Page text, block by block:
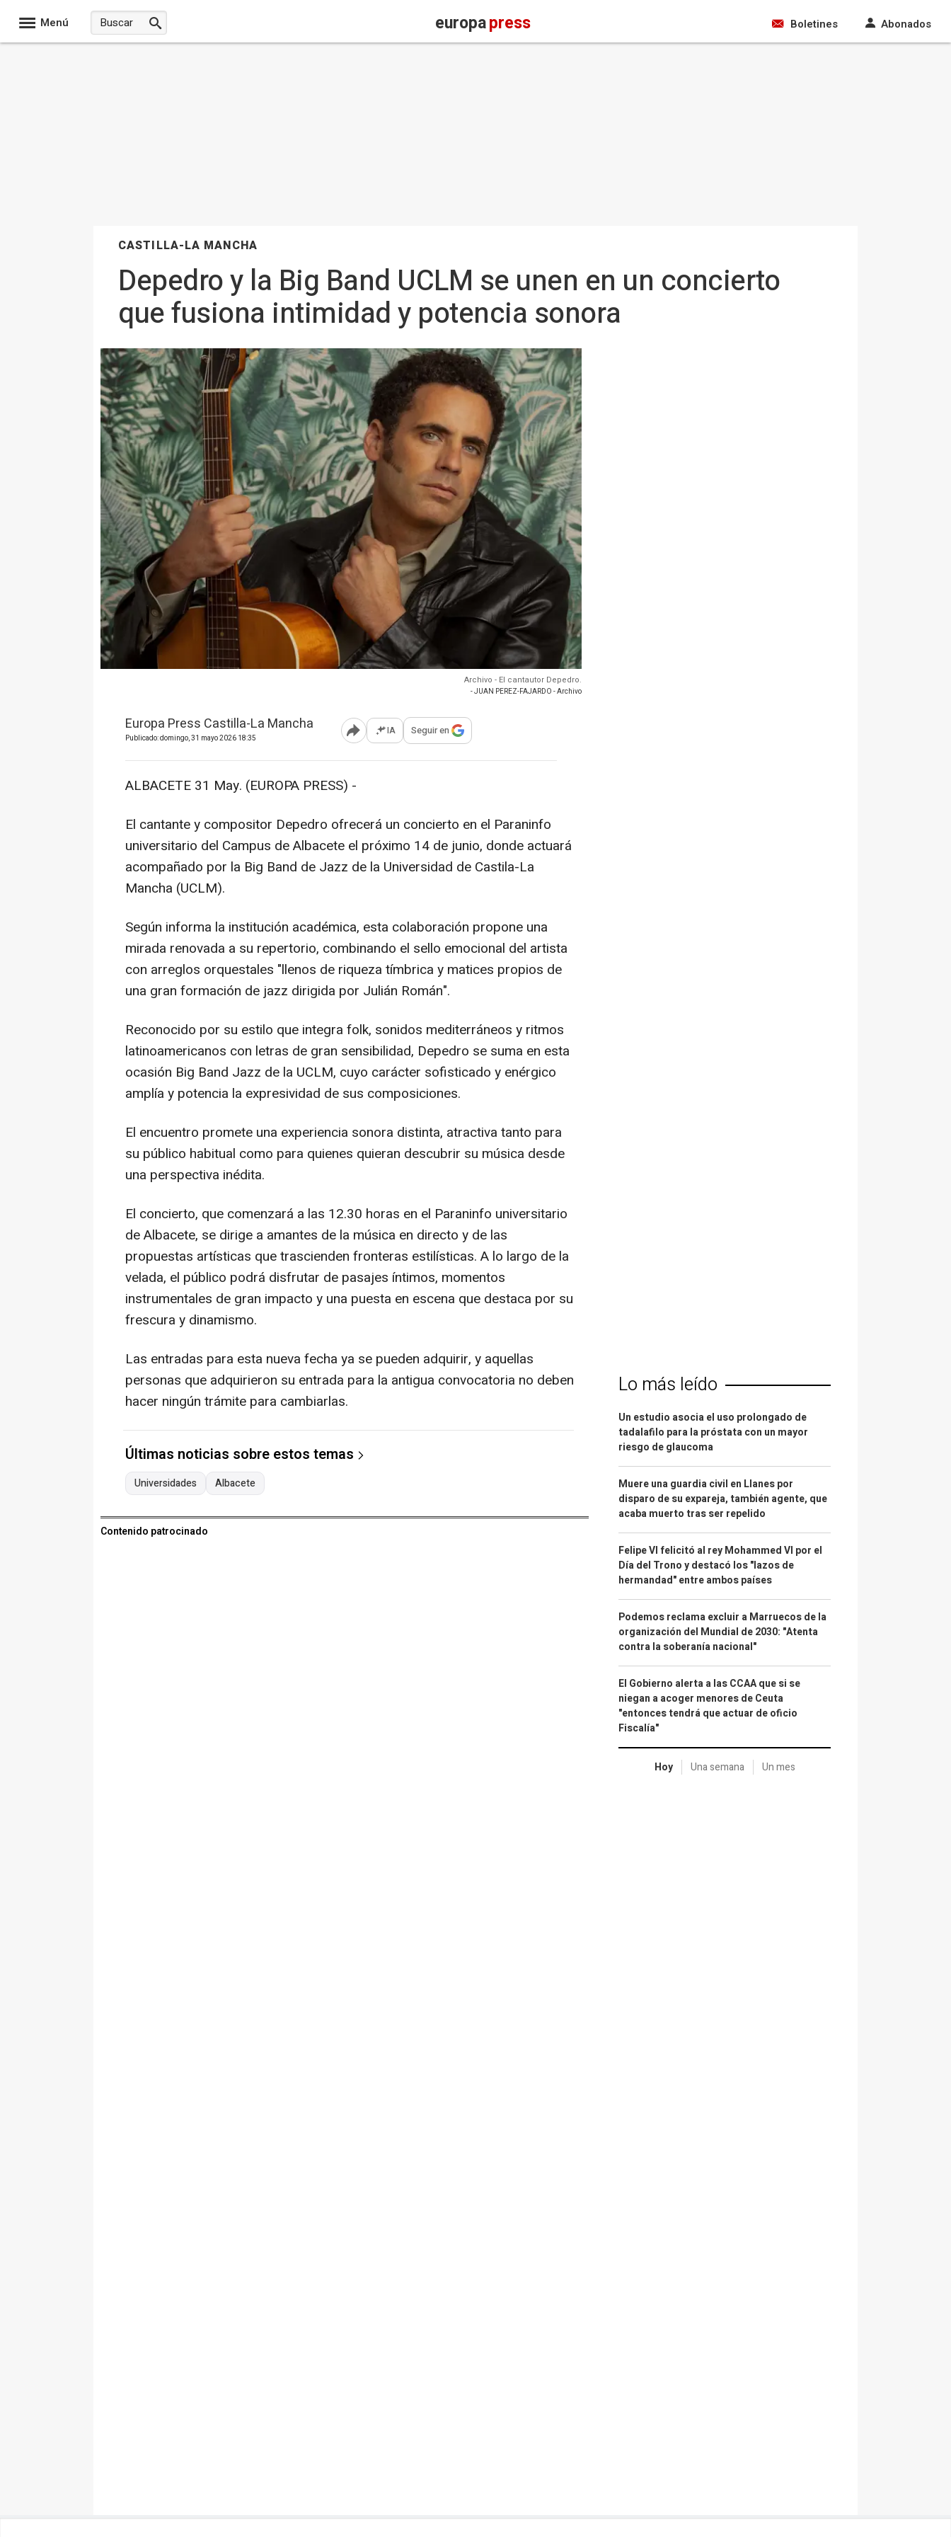
Menú europapress Boletines Abonados
CASTILLA-LA MANCHA
Depedro y la Big Band UCLM se unen en un concierto
que fusiona intimidad y potencia sonora
Archivo - El cantautor Depedro.
- JUAN PEREZ-FAJARDO - Archivo
Europa Press Castilla-La Mancha
Publicado: domingo, 31 mayo 2026 18:35 Abrir opciones para compartir
IA Seguir en
ALBACETE 31 May. (EUROPA PRESS) -
El cantante y compositor Depedro ofrecerá un concierto en el Paraninfo
universitario del Campus de Albacete el próximo 14 de junio, donde actuará
acompañado por la Big Band de Jazz de la Universidad de Castila-La
Mancha (UCLM).
Según informa la institución académica, esta colaboración propone una
mirada renovada a su repertorio, combinando el sello emocional del artista
con arreglos orquestales "llenos de riqueza tímbrica y matices propios de
una gran formación de jazz dirigida por Julián Román".
Reconocido por su estilo que integra folk, sonidos mediterráneos y ritmos
latinoamericanos con letras de gran sensibilidad, Depedro se suma en esta
ocasión Big Band Jazz de la UCLM, cuyo carácter sofisticado y enérgico
amplía y potencia la expresividad de sus composiciones.
El encuentro promete una experiencia sonora distinta, atractiva tanto para
su público habitual como para quienes quieran descubrir su música desde
una perspectiva inédita.
El concierto, que comenzará a las 12.30 horas en el Paraninfo universitario
de Albacete, se dirige a amantes de la música en directo y de las
propuestas artísticas que trascienden fronteras estilísticas. A lo largo de la
velada, el público podrá disfrutar de pasajes íntimos, momentos
instrumentales de gran impacto y una puesta en escena que destaca por su
frescura y dinamismo.
Las entradas para esta nueva fecha ya se pueden adquirir, y aquellas
personas que adquirieron su entrada para la antigua convocatoria no deben
hacer ningún trámite para cambiarlas.
Últimas noticias sobre estos temas
Universidades Albacete
Contenido patrocinado
Lo más leído
Un estudio asocia el uso prolongado de
tadalafilo para la próstata con un mayor
riesgo de glaucoma
Muere una guardia civil en Llanes por
disparo de su expareja, también agente, que
acaba muerto tras ser repelido
Felipe VI felicitó al rey Mohammed VI por el
Día del Trono y destacó los "lazos de
hermandad" entre ambos países
Podemos reclama excluir a Marruecos de la
organización del Mundial de 2030: "Atenta
contra la soberanía nacional"
El Gobierno alerta a las CCAA que si se
niegan a acoger menores de Ceuta
"entonces tendrá que actuar de oficio
Fiscalía"
Hoy Una semana Un mes